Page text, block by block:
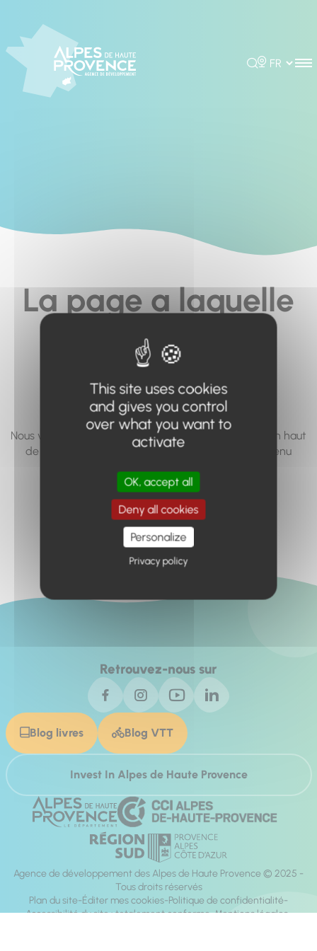
Rechercher
Choisir la
La page a laquelle
vous cherchez à
accéder n'existe
pas... ou plus.
Nous vous invitons à utiliser le moteur de recherche en haut
de page, ou à utiliser le menu pour trouver le contenu
Retour à l'accueil
Retrouvez-nous sur
Blog livres Blog VTT
Invest In Alpes de Haute Provence
Agence de développement des Alpes de Haute Provence © 2025 -
Tous droits réservés
Plan du site Éditer mes cookies Politique de confidentialité
Accessibilité du site : totalement conforme Mentions légales
This site uses cookies
and gives you control
over what you want to
activate
OK, accept all
Deny all cookies
Personalize
Privacy policy